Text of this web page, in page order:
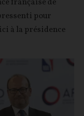
pour
à la présidence